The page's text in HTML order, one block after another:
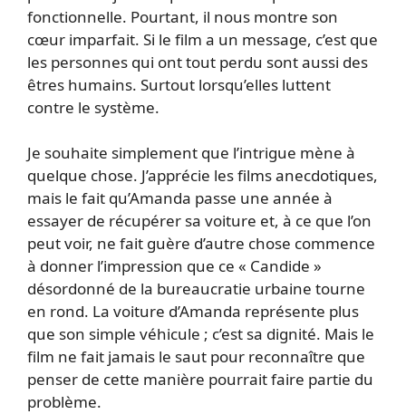
fonctionnelle. Pourtant, il nous montre son
cœur imparfait. Si le film a un message, c’est que
les personnes qui ont tout perdu sont aussi des
êtres humains. Surtout lorsqu’elles luttent
contre le système.
Je souhaite simplement que l’intrigue mène à
quelque chose. J’apprécie les films anecdotiques,
mais le fait qu’Amanda passe une année à
essayer de récupérer sa voiture et, à ce que l’on
peut voir, ne fait guère d’autre chose commence
à donner l’impression que ce « Candide »
désordonné de la bureaucratie urbaine tourne
en rond. La voiture d’Amanda représente plus
que son simple véhicule ; c’est sa dignité. Mais le
film ne fait jamais le saut pour reconnaître que
penser de cette manière pourrait faire partie du
problème.